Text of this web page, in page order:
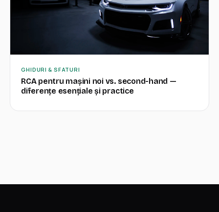
GHIDURI & SFATURI
RCA pentru mașini noi vs. second-hand —
diferențe esențiale și practice